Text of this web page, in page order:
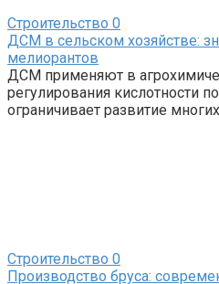
Строительство 0
ДСМ в сельском хозяйстве:
мелиорантов
ДСМ применяют в
регулирования кислотности
ограничивает развитие многих
Строительство 0
Производство бруса: